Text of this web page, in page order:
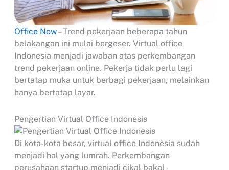
Office Now– Trend pekerjaan beberapa tahun
belakangan ini mulai bergeser. Virtual office
Indonesia menjadi jawaban atas perkembangan
trend pekerjaan online. Pekerja tidak perlu lagi
bertatap muka untuk berbagi pekerjaan, melainkan
hanya bertatap layar.
Pengertian Virtual Office Indonesia
Di kota-kota besar, virtual office Indonesia sudah
menjadi hal yang lumrah. Perkembangan
perusahaan startup menjadi cikal bakal